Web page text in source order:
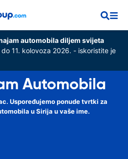
automobila diljem svijeta
11. kolovoza 2026. - iskoristite je
Automobila
Uspoređujemo ponude tvrtki za
u Sirija u vaše ime.